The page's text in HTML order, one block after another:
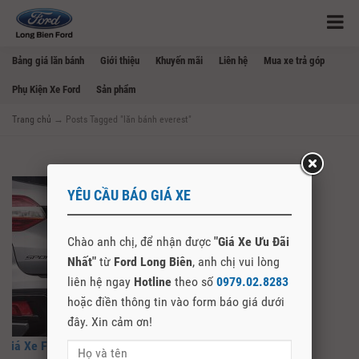
Bảng giá lăn bánh Giới thiệu Khuyến mãi Liên hệ Mua xe trả góp
Phụ Kiện Xe Ford Sản phẩm
Trang chủ → Posts Tagged "lăn bánh everest"
Giá Xe Ford Everest Lăn Bánh Mới Nhất 2022
YÊU CẦU BÁO GIÁ XE
Chào anh chị, để nhận được "Giá Xe Ưu Đãi
Nhất" từ Ford Long Biên, anh chị vui lòng
liên hệ ngay Hotline theo số 0979.02.8283
hoặc điền thông tin vào form báo giá dưới
đây. Xin cảm ơn!